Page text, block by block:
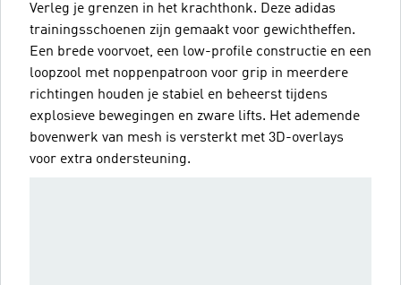
Verleg je grenzen in het krachthonk. Deze adidas
trainingsschoenen zijn gemaakt voor gewichtheffen.
Een brede voorvoet, een low-profile constructie en een
loopzool met noppenpatroon voor grip in meerdere
richtingen houden je stabiel en beheerst tijdens
explosieve bewegingen en zware lifts. Het ademende
bovenwerk van mesh is versterkt met 3D-overlays
voor extra ondersteuning.